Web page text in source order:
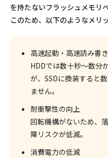
を持たないフラッシュメモリ
このため、以下のようなメリ
高速起動・高速読み書き
HDDでは数十秒～数分
が、SSDに換装すると
ません。
耐衝撃性の向上
回転機構がないため、
障リスクが低減。
消費電力の低減